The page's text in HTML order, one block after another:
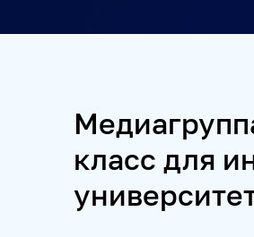
НОВОСТНЫЕ ЛЕНТЫ
класс для